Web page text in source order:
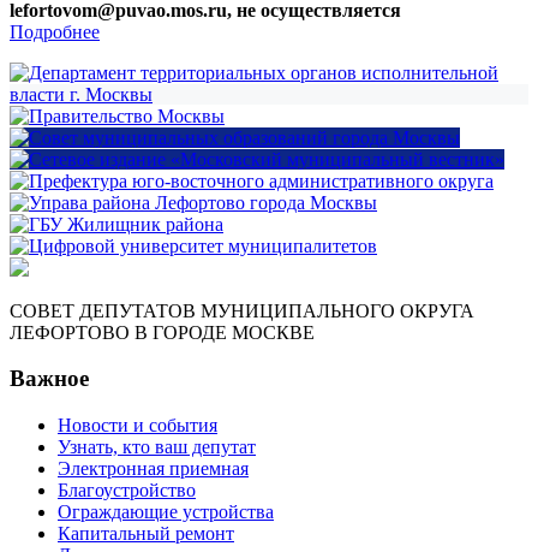
lefortovom@puvao.mos.ru, не осуществляется
Подробнее
СОВЕТ ДЕПУТАТОВ МУНИЦИПАЛЬНОГО ОКРУГА
ЛЕФОРТОВО В ГОРОДЕ МОСКВЕ
Важное
Новости и события
Узнать, кто ваш депутат
Электронная приемная
Благоустройство
Ограждающие устройства
Капитальный ремонт